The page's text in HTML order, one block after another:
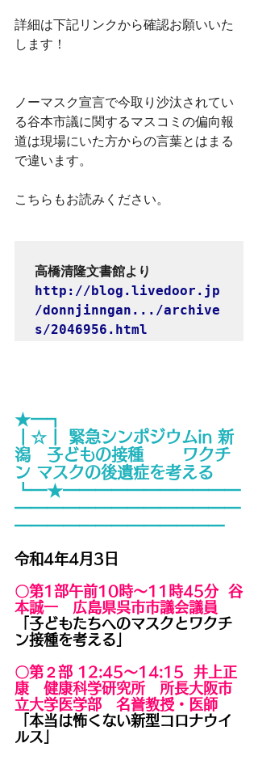
詳細は下記リンクから確認お願いいた
します！
ノーマスク宣言で今取り沙汰されてい
る谷本市議に関するマスコミの偏向報
道は現場にいた方からの言葉とはまる
で違います。
こちらもお読みください。
http://blog.livedoor.jp
/donnjinngan.../archive
s/2046956.html
★━┓
┃☆┃ 緊急シンポジウムin 新
潟　子どもの接種　    ワクチ
ン マスクの後遺症を考える
┗━★━━━━━━━━━━━
━━━━━━━━━━━━━━
━━━━━━━━━━━━━
令和4年4月3日
〇第1部午前10時～11時45分 谷
本誠一　広島県呉市市議会議員
「子どもたちへのマスクとワクチ
ン接種を考える」
〇第２部 12:45～14:15 井上正
康　健康科学研究所　所長大阪市
立大学医学部　名誉教授・医師
「本当は怖くない新型コロナウイ
ルス」